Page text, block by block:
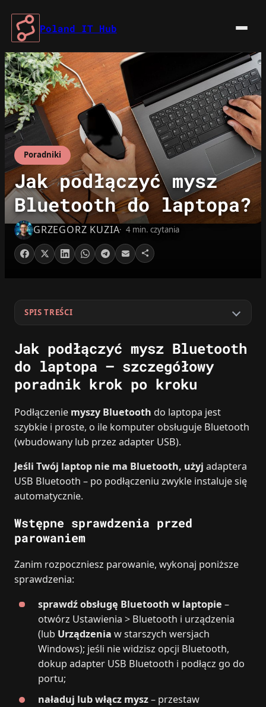
Przejdź
treści
Poland IT Hub
Poradniki
Jak podłączyć mysz
Bluetooth do laptopa?
GRZEGORZ KUZIA 4 min. czytania
SPIS TREŚCI
Jak podłączyć mysz Bluetooth
do laptopa – szczegółowy
poradnik krok po kroku
Podłączenie myszy Bluetooth do laptopa jest
szybkie i proste, o ile komputer obsługuje Bluetooth
(wbudowany lub przez adapter USB).
Jeśli Twój laptop nie ma Bluetooth, użyj adaptera
USB Bluetooth – po podłączeniu zwykle instaluje się
automatycznie.
Wstępne sprawdzenia przed
parowaniem
Zanim rozpoczniesz parowanie, wykonaj poniższe
sprawdzenia:
sprawdź obsługę Bluetooth w laptopie –
otwórz Ustawienia > Bluetooth i urządzenia
(lub Urządzenia w starszych wersjach
Windows); jeśli nie widzisz opcji Bluetooth,
dokup adapter USB Bluetooth i podłącz go do
portu;
naładuj lub włącz mysz– przestaw